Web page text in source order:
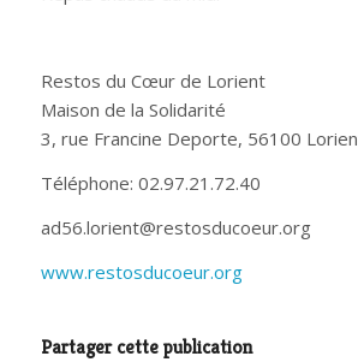
Restos du Cœur de Lorient
Maison de la Solidarité
3, rue Francine Deporte, 56100
Téléphone: 02.97.21.72.40
ad56.lorient@restosducoeur.org
www.restosducoeur.org
Partager cette publication